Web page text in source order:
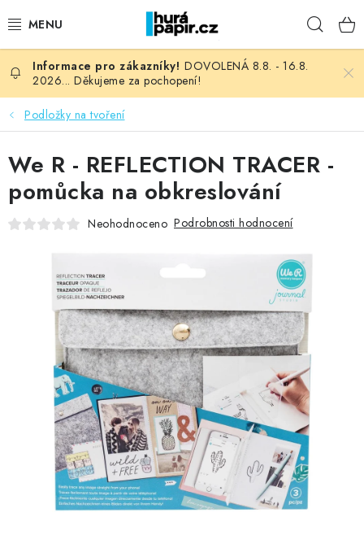
na
NOVINKY
HURÁ DÍLNA
VŠECHNO ZBOŽÍ
KNIHAŘSKÝ MATERIÁL
OBLÍBENÉ ♥️
FOTORECENZE
MOJE OBJEDNÁVKA
ZNAČKY
Doprava Kontakty Moje objednávka
Oblíbené ♥️
Hodnocení obchodu
Obchodní podmínky
Podmínky ochrany osobních údajů
Ověřování recenzí
DOVOLENÁ 8.8. - 16.8.
2026... Děkujeme za pochopení!
Podložky na tvoření
We R - REFLECTION TRACER -
pomůcka na obkreslování
Neohodnoceno Podrobnosti hodnocení